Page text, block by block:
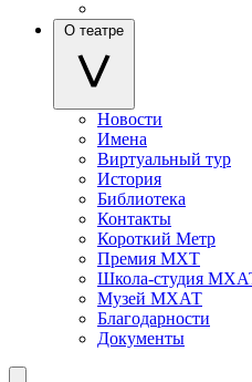
О театре
Новости
Имена
Виртуальный тур
История
Библиотека
Контакты
Короткий Метр
Премия МХТ
Школа-студия
Музей МХАТ
Благодарности
Документы